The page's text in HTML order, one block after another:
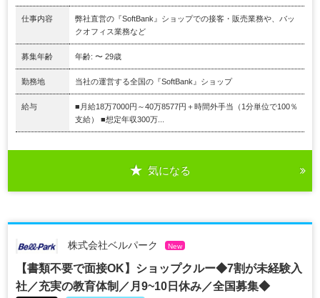
仕事内容
弊社直営の『SoftBank』ショップでの接客・販売業務や、バッ
クオフィス業務など
募集年齢 年齢: 〜 29歳
勤務地 当社の運営する全国の『SoftBank』ショップ
給与
■月給18万7000円～40万8577円＋時間外手当（1分単位で100％
支給） ■想定年収300万...
気になる
株式会社ベルパーク New
【書類不要で面接OK】ショップクルー◆7割が未経験入
社／充実の教育体制／月9~10日休み／全国募集◆